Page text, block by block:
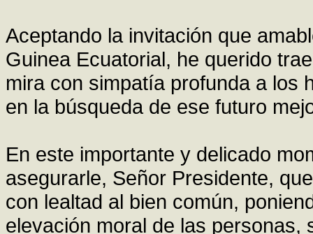
Aceptando la invitación que
Guinea Ecuatorial, he querido
mira con simpatía profunda a los
en la búsqueda de ese futuro
En este importante y delicado
asegurarle, Señor Presidente,
con lealtad al bien común,
elevación moral de las personas,